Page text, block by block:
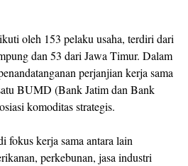
oleh 153 pelaku usaha, terdiri dari
dan 53 dari Jawa Timur. Dalam
perjanjian kerja sama
BUMD (Bank Jatim dan Bank
komoditas strategis.
fokus kerja sama antara lain
perkebunan, jasa industri